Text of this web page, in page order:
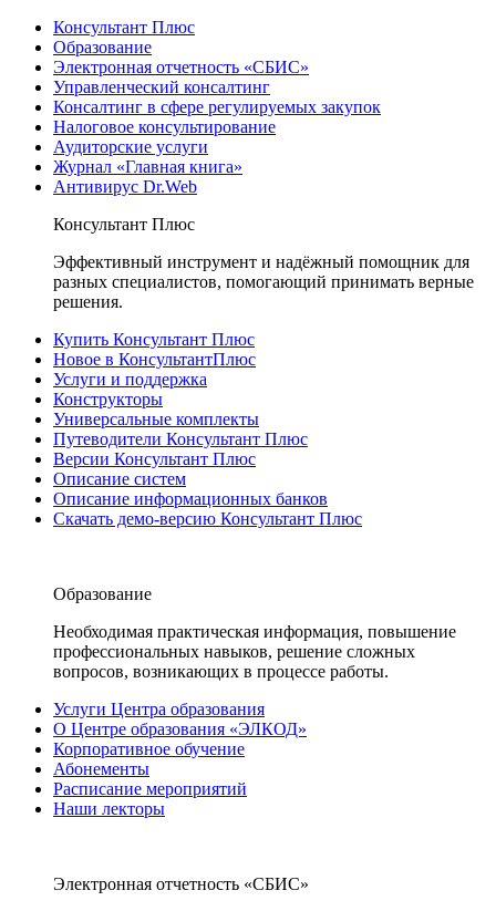
Консультант Плюс
Образование
Электронная отчетность «СБИС»
Управленческий консалтинг
Консалтинг в сфере регулируемых закупок
Налоговое консультирование
Аудиторские услуги
Журнал «Главная книга»
Антивирус Dr.Web
Консультант Плюс
Эффективный инструмент и надёжный помощник для
разных специалистов, помогающий принимать верные
решения.
Купить Консультант Плюс
Новое в КонсультантПлюс
Услуги и поддержка
Конструкторы
Универсальные комплекты
Путеводители Консультант Плюс
Версии Консультант Плюс
Описание систем
Описание информационных банков
Скачать демо-версию Консультант Плюс
Образование
Необходимая практическая информация, повышение
профессиональных навыков, решение сложных
вопросов, возникающих в процессе работы.
Услуги Центра образования
О Центре образования «ЭЛКОД»
Корпоративное обучение
Абонементы
Расписание мероприятий
Наши лекторы
Электронная отчетность «СБИС»